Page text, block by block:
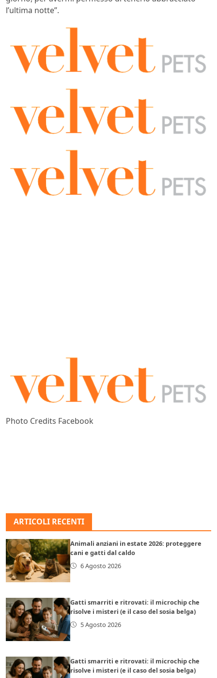
l’ultima notte”.
Photo Credits Facebook
ARTICOLI RECENTI
Animali anziani in estate 2026: proteggere
cani e gatti dal caldo
6 Agosto 2026
Gatti smarriti e ritrovati: il microchip che
risolve i misteri (e il caso del sosia belga)
5 Agosto 2026
Gatti smarriti e ritrovati: il microchip che
risolve i misteri (e il caso del sosia belga)